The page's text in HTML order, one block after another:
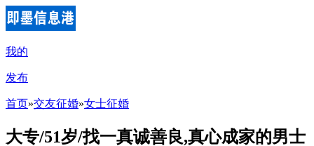
我的
发布
首页»交友征婚»女士征婚
大专/51岁/找一真诚善良,真心成家的男士